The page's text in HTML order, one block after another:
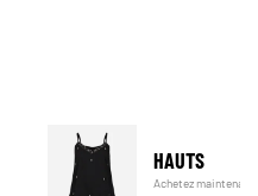
HAUTS
Achetez maintenant